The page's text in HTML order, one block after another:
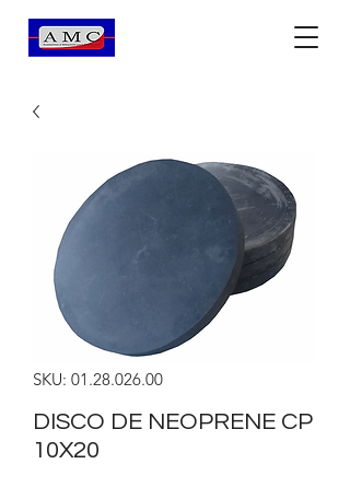
SKU: 01.28.026.00
DISCO DE NEOPRENE CP
10X20